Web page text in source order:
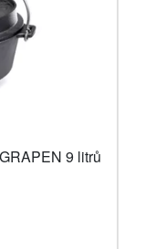
9 litrů